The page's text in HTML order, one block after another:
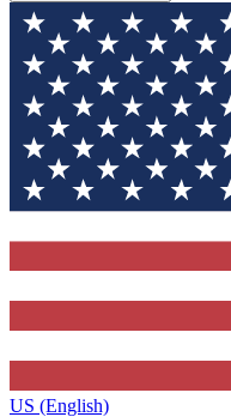
US (English)